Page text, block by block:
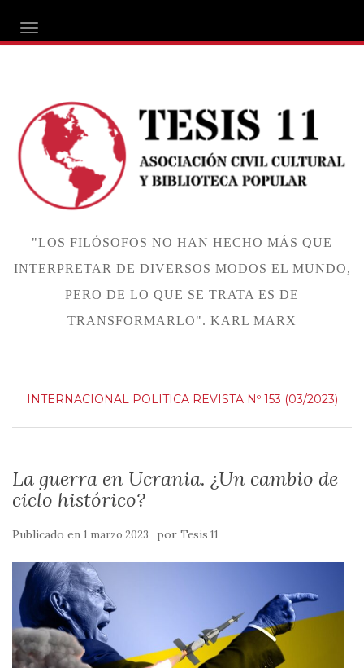
ALTERNAR NAVEGACIÓN
"LOS FILÓSOFOS NO HAN HECHO MÁS QUE
INTERPRETAR DE DIVERSOS MODOS EL MUNDO,
PERO DE LO QUE SE TRATA ES DE
TRANSFORMARLO". KARL MARX
INTERNACIONAL POLITICA REVISTA Nº 153 (03/2023)
La guerra en Ucrania. ¿Un cambio de
ciclo histórico?
Publicado en 1 marzo 2023 por Tesis 11